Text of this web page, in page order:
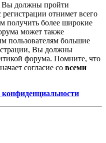
Вы должны пройти
отнимет всего
получить более широкие
может также
пользователям большие
Вы должны
форума. Помните, что
согласие со всеми